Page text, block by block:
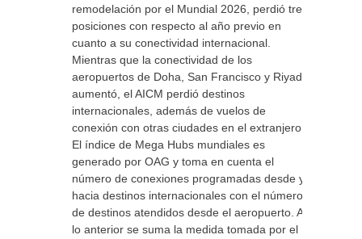
remodelación por el Mundial 2026, perdió tres
posiciones con respecto al año previo en
cuanto a su conectividad internacional.
Mientras que la conectividad de los
aeropuertos de Doha, San Francisco y Riyadh
aumentó, el AICM perdió destinos
internacionales, además de vuelos de
conexión con otras ciudades en el extranjero.
El índice de Mega Hubs mundiales es
generado por OAG y toma en cuenta el
número de conexiones programadas desde y
hacia destinos internacionales con el número
de destinos atendidos desde el aeropuerto. A
lo anterior se suma la medida tomada por el